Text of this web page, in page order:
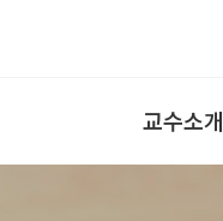
교수소개